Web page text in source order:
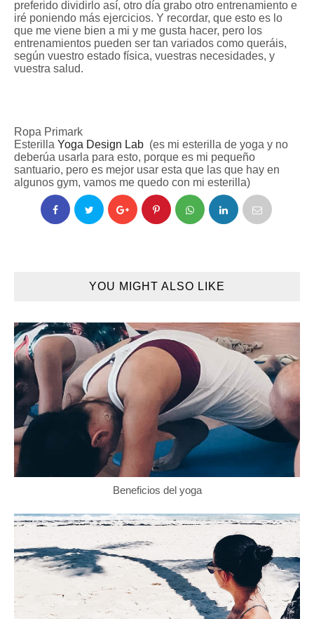
preferido dividirlo así, otro día grabo otro entrenamiento e
iré poniendo más ejercicios. Y recordar, que esto es lo
que me viene bien a mi y me gusta hacer, pero los
entrenamientos pueden ser tan variados como queráis,
según vuestro estado física, vuestras necesidades, y
vuestra salud.
Ropa Primark
Esterilla Yoga Design Lab (es mi esteri lla de yoga y no
deberúa usarla para esto, porque es mi pequeño
santuario, pero es mejor usar esta que las que hay en
algunos gym, vamos me quedo con mi esterilla)
YOU MIGHT ALSO LIKE
Beneficios del yoga